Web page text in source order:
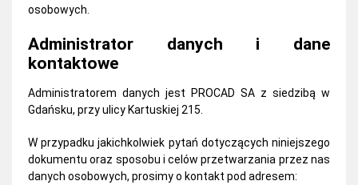
osobowych.
Administrator danych i dane
kontaktowe
Administratorem danych jest PROCAD SA z siedzibą w
Gdańsku, przy ulicy Kartuskiej 215.
W przypadku jakichkolwiek pytań dotyczących niniejszego
dokumentu oraz sposobu i celów przetwarzania przez nas
danych osobowych, prosimy o kontakt pod adresem: